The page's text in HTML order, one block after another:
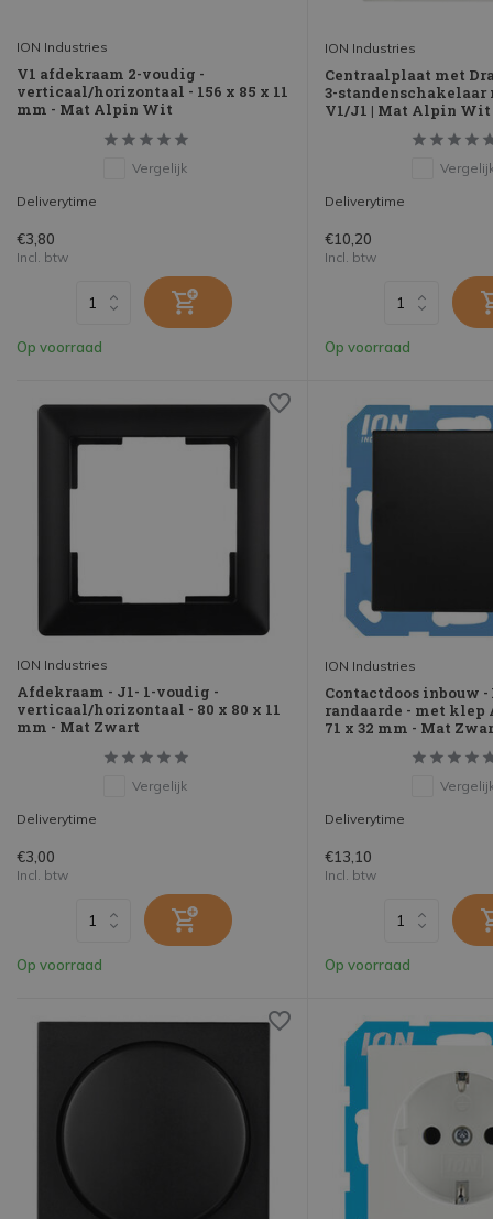
ION Industries
V1 afdekraam 2-voudig -
verticaal/horizontaal - 156 x 85 x 11
mm - Mat Alpin Wit
Vergelijk
Deliverytime
€3,80
Incl. btw
Op voorraad
ION Industries
Centraalplaat met
3-standenschakelaar
V1/J1 | Mat Alpin Wit
Deliverytime
€10,20
Incl. btw
Op voorraad
ION Industries
Afdekraam - J1- 1-voudig -
verticaal/horizontaal - 80 x 80 x 11
mm - Mat Zwart
Vergelijk
Deliverytime
€3,00
Incl. btw
Op voorraad
ION Industries
Contactdoos inbouw -
randaarde - met klep
71 x 32 mm - Mat
Deliverytime
€13,10
Incl. btw
Op voorraad